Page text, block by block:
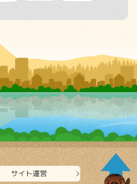
サイト運営